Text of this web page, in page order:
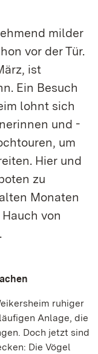
milder
vor der Tür.
ist
Ein Besuch
lohnt sich
und -
um
Hier und
zu
Monaten
von
ruhiger
Anlage, die
Doch jetzt sind
Die Vögel